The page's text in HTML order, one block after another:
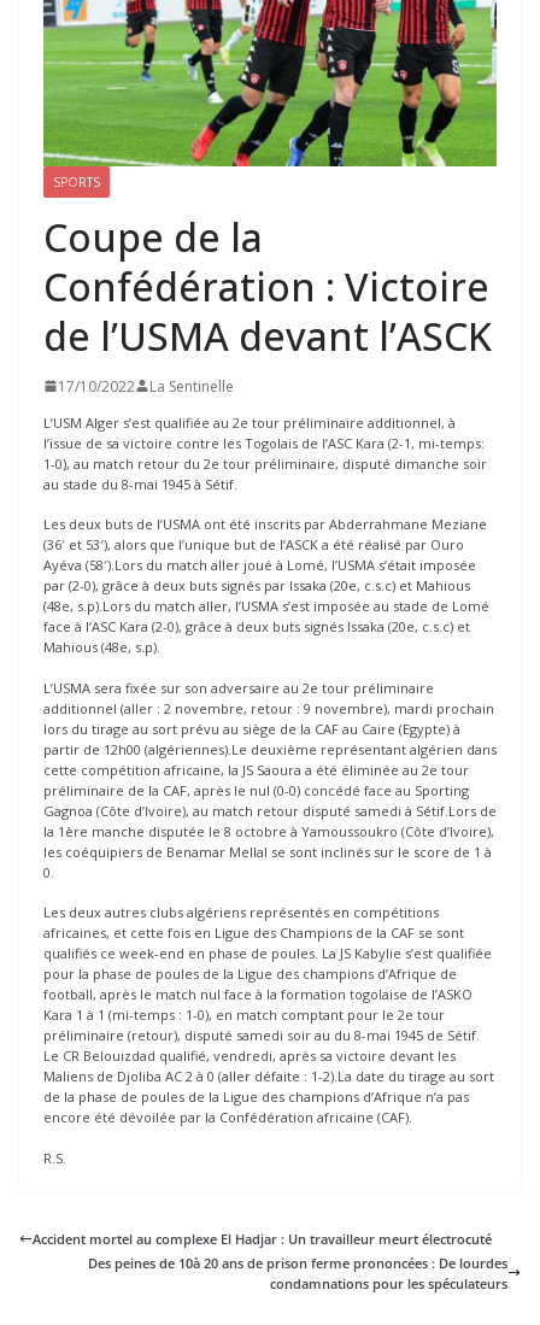
SPORTS
Coupe de la
Confédération : Victoire
de l’USMA devant l’ASCK
17/10/2022 La Sentinelle
L’USM Alger s’est qualifiée au 2e tour préliminaire additionnel, à
l’issue de sa victoire contre les Togolais de l’ASC Kara (2-1, mi-temps:
1-0), au match retour du 2e tour préliminaire, disputé dimanche soir
au stade du 8-mai 1945 à Sétif.
Les deux buts de l’USMA ont été inscrits par Abderrahmane Meziane
(36′ et 53′), alors que l’unique but de l’ASCK a été réalisé par Ouro
Ayéva (58′).Lors du match aller joué à Lomé, l’USMA s’était imposée
par (2-0), grâce à deux buts signés par Issaka (20e, c.s.c) et Mahious
(48e, s.p).Lors du match aller, l’USMA s’est imposée au stade de Lomé
face à l’ASC Kara (2-0), grâce à deux buts signés Issaka (20e, c.s.c) et
Mahious (48e, s.p).
L’USMA sera fixée sur son adversaire au 2e tour préliminaire
additionnel (aller : 2 novembre, retour : 9 novembre), mardi prochain
lors du tirage au sort prévu au siège de la CAF au Caire (Egypte) à
partir de 12h00 (algériennes).Le deuxième représentant algérien dans
cette compétition africaine, la JS Saoura a été éliminée au 2e tour
préliminaire de la CAF, après le nul (0-0) concédé face au Sporting
Gagnoa (Côte d’Ivoire), au match retour disputé samedi à Sétif.Lors de
la 1ère manche disputée le 8 octobre à Yamoussoukro (Côte d’Ivoire),
les coéquipiers de Benamar Mellal se sont inclinés sur le score de 1 à
0.
Les deux autres clubs algériens représentés en compétitions
africaines, et cette fois en Ligue des Champions de la CAF se sont
qualifiés ce week-end en phase de poules. La JS Kabylie s’est qualifiée
pour la phase de poules de la Ligue des champions d’Afrique de
football, après le match nul face à la formation togolaise de l’ASKO
Kara 1 à 1 (mi-temps : 1-0), en match comptant pour le 2e tour
préliminaire (retour), disputé samedi soir au du 8-mai 1945 de Sétif.
Le CR Belouizdad qualifié, vendredi, après sa victoire devant les
Maliens de Djoliba AC 2 à 0 (aller défaite : 1-2).La date du tirage au sort
de la phase de poules de la Ligue des champions d’Afrique n’a pas
encore été dévoilée par la Confédération africaine (CAF).
R.S.
Accident mortel au complexe El Hadjar : Un travailleur meurt électrocuté
Des peines de 10à 20 ans de prison ferme prononcées : De lourdes
condamnations pour les spéculateurs